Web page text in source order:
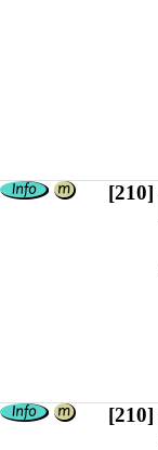
[210]
[210]